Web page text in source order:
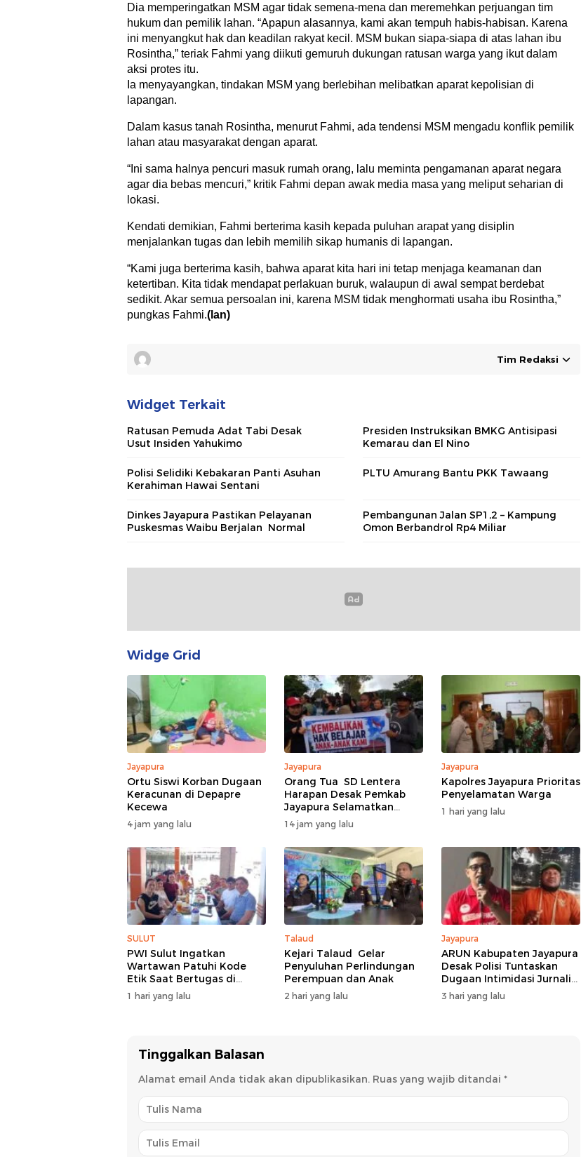
Dia memperingatkan MSM agar tidak semena-mena dan meremehkan perjuangan tim
hukum dan pemilik lahan. “Apapun alasannya, kami akan tempuh habis-habisan. Karena
ini menyangkut hak dan keadilan rakyat kecil. MSM bukan siapa-siapa di atas lahan ibu
Rosintha,” teriak Fahmi yang diikuti gemuruh dukungan ratusan warga yang ikut dalam
aksi protes itu.
Ia menyayangkan, tindakan MSM yang berlebihan melibatkan aparat kepolisian di
lapangan.
Dalam kasus tanah Rosintha, menurut Fahmi, ada tendensi MSM mengadu konflik pemilik
lahan atau masyarakat dengan aparat.
“Ini sama halnya pencuri masuk rumah orang, lalu meminta pengamanan aparat negara
agar dia bebas mencuri,” kritik Fahmi depan awak media masa yang meliput seharian di
lokasi.
Kendati demikian, Fahmi berterima kasih kepada puluhan arapat yang disiplin
menjalankan tugas dan lebih memilih sikap humanis di lapangan.
“Kami juga berterima kasih, bahwa aparat kita hari ini tetap menjaga keamanan dan
ketertiban. Kita tidak mendapat perlakuan buruk, walaupun di awal sempat berdebat
sedikit. Akar semua persoalan ini, karena MSM tidak menghormati usaha ibu Rosintha,”
pungkas Fahmi.(lan)
Tim Redaksi
Widget Terkait
Ratusan Pemuda Adat Tabi Desak
Usut Insiden Yahukimo
Presiden Instruksikan BMKG Antisipasi
Kemarau dan El Nino
Polisi Selidiki Kebakaran Panti Asuhan
Kerahiman Hawai Sentani
PLTU Amurang Bantu PKK Tawaang
Dinkes Jayapura Pastikan Pelayanan
Puskesmas Waibu Berjalan Normal
Pembangunan Jalan SP1,2 – Kampung
Omon Berbandrol Rp4 Miliar
Widge Grid
Jayapura
Ortu Siswi Korban Dugaan
Keracunan di Depapre
Kecewa
4 jam yang lalu
Jayapura
Orang Tua SD Lentera
Harapan Desak Pemkab
Jayapura Selamatkan
Pendidikan 430 Siswa
14 jam yang lalu
Jayapura
Kapolres Jayapura Prioritas
Penyelamatan Warga
1 hari yang lalu
SULUT
PWI Sulut Ingatkan
Wartawan Patuhi Kode
Etik Saat Bertugas di
Lapangan
1 hari yang lalu
Talaud
Kejari Talaud Gelar
Penyuluhan Perlindungan
Perempuan dan Anak
2 hari yang lalu
Jayapura
ARUN Kabupaten Jayapura
Desak Polisi Tuntaskan
Dugaan Intimidasi Jurnalis
Jubi
3 hari yang lalu
Tinggalkan Balasan
Alamat email Anda tidak akan dipublikasikan. Ruas yang wajib ditandai *